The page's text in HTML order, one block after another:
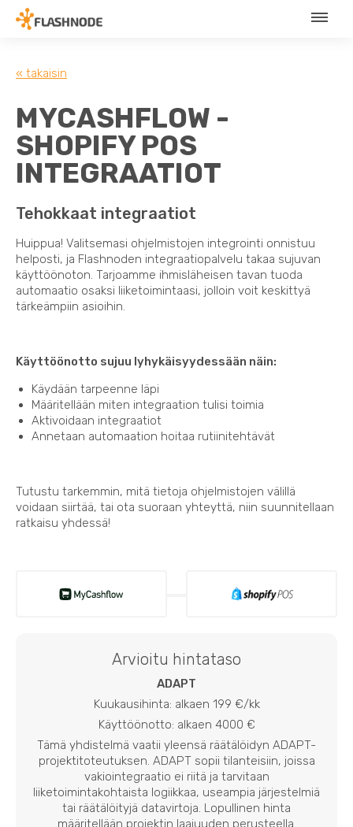
« takaisin
MYCASHFLOW -
SHOPIFY POS
INTEGRAATIOT
Tehokkaat integraatiot
Huippua! Valitsemasi ohjelmistojen integrointi onnistuu
helposti, ja Flashnoden integraatiopalvelu takaa sujuvan
käyttöönoton. Tarjoamme ihmisläheisen tavan tuoda
automaatio osaksi liiketoimintaasi, jolloin voit keskittyä
tärkeämpiin asioihin.
Käyttöönotto sujuu lyhykäisyydessään näin:
Käydään tarpeenne läpi
Määritellään miten integraation tulisi toimia
Aktivoidaan integraatiot
Annetaan automaation hoitaa rutiinitehtävät
Tutustu tarkemmin, mitä tietoja ohjelmistojen välillä
voidaan siirtää, tai ota suoraan yhteyttä, niin suunnitellaan
ratkaisu yhdessä!
Arvioitu hintataso
ADAPT
Kuukausihinta: alkaen 199 €/kk
Käyttöönotto: alkaen 4000 €
Tämä yhdistelmä vaatii yleensä räätälöidyn ADAPT-
projektitoteutuksen. ADAPT sopii tilanteisiin, joissa
vakiointegraatio ei riitä ja tarvitaan
liiketoimintakohtaista logiikkaa, useampia järjestelmiä
tai räätälöityjä datavirtoja. Lopullinen hinta
määritellään projektin laajuuden perusteella.